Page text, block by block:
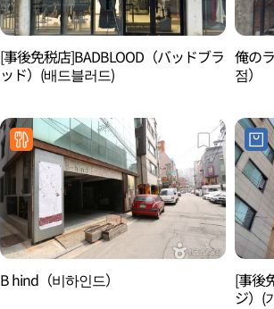
[事後免税店]BADBLOOD（バッドブラ
ッド）(배드블러드)
俺の
점）
B hind（비하인드）
[事後
ジ）(